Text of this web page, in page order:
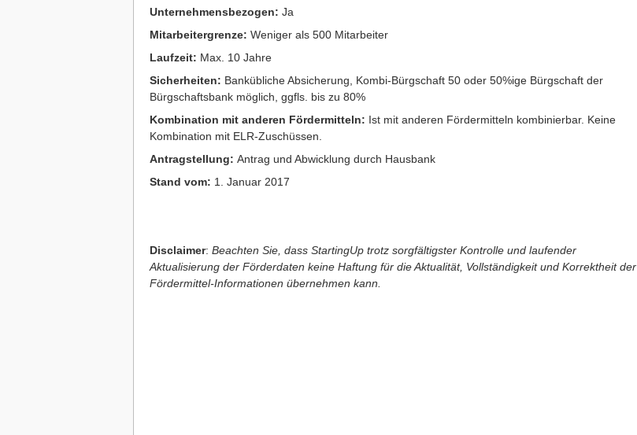
Unternehmensbezogen: Ja
Mitarbeitergrenze: Weniger als 500 Mitarbeiter
Laufzeit: Max. 10 Jahre
Sicherheiten: Bankübliche Absicherung, Kombi-Bürgschaft 50 oder 50%ige Bürgschaft der
Bürgschaftsbank möglich, ggfls. bis zu 80%
Kombination mit anderen Fördermitteln: Ist mit anderen Fördermitteln kombinierbar. Keine
Kombination mit ELR-Zuschüssen.
Antragstellung: Antrag und Abwicklung durch Hausbank
Stand vom: 1. Januar 2017
Disclaimer: Beachten Sie, dass StartingUp trotz sorgfältigster Kontrolle und laufender
Aktualisierung der Förderdaten keine Haftung für die Aktualität, Vollständigkeit und Korrektheit der
Fördermittel-Informationen übernehmen kann.